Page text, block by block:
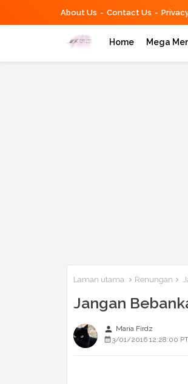
About Us Contact Us
Home Mega
Laman utama Renungan
Jangan
person Maria Firdz
3/01/2016 12:28:00